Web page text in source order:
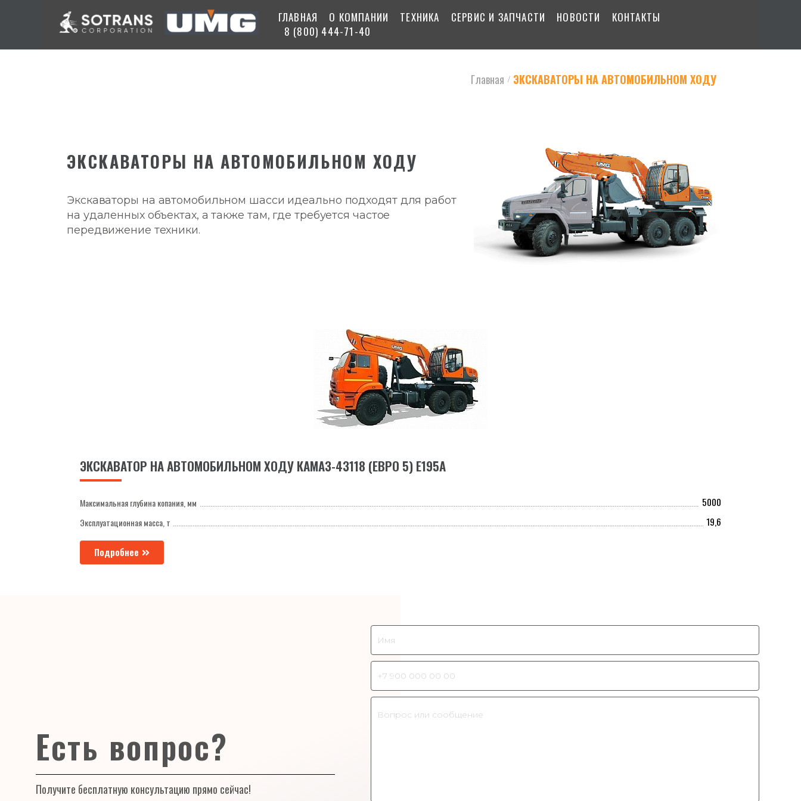
ГЛАВНАЯ О КОМПАНИИ ТЕХНИКА СЕРВИС И ЗАПЧАСТИ НОВОСТИ
КОНТАКТЫ
8 (800) 444-71-40
Главная / ЭКСКАВАТОРЫ НА АВТОМОБИЛЬНОМ ХОДУ
ЭКСКАВАТОРЫ НА АВТОМОБИЛЬНОМ ХОДУ
Экскаваторы на автомобильном шасси идеально подходят для работ
на удаленных объектах, а также там, где требуется частое
передвижение техники.
ЭКСКАВАТОР НА АВТОМОБИЛЬНОМ ХОДУ КАМАЗ-43118 (ЕВРО 5) E195А
Максимальная глубина копания, мм 5000
Эксплуатационная масса, т 19,6
Подробнее
Есть вопрос?
Получите бесплатную консультацию прямо сейчас!